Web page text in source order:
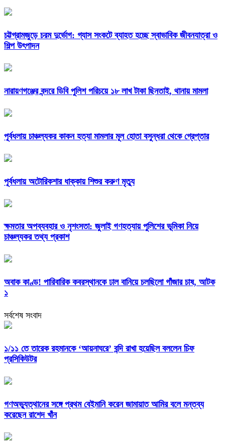
চট্টগ্রামজুড়ে চরম দুর্ভোগ: গ্যাস সংকটে ব্যাহত হচ্ছে স্বাভাবিক জীবনযাত্রা ও
শিল্প উৎপাদন
নারায়ণগঞ্জের বন্দরে ডিবি পুলিশ পরিচয়ে ১৮ লাখ টাকা ছিনতাই, থানায় মামলা
পূর্বধলায় চাঞ্চল্যকর কাকন হত্যা মামলার মূল হোতা বসুন্ধরা থেকে গ্রেপ্তার
পূর্বধলায় অটোরিকশার ধাক্কায় শিশুর করুণ মৃত্যু
ক্ষমতার অপব্যবহার ও নৃশংসতা: জুলাই গণহত্যায় পুলিশের ভূমিকা নিয়ে
চাঞ্চল্যকর তথ্য প্রকাশ
অবাক কাণ্ড! পারিবারিক কবরস্থানকে ঢাল বানিয়ে চলছিলো গাঁজার চাষ, আটক
১
সর্বশেষ সংবাদ
১/১১ তে তারেক রহমানকে ‘আয়নাঘরে’ বন্দি রাখা হয়েছিল বললেন চিফ
প্রসিকিউটর
গণঅভ্যুত্থানের সঙ্গে প্রথম বেইমানি করেন জামায়াত আমির বলে মন্তব্য
করেছেন রাশেদ খাঁন